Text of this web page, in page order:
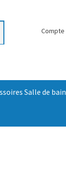
Compte
Salle de bain